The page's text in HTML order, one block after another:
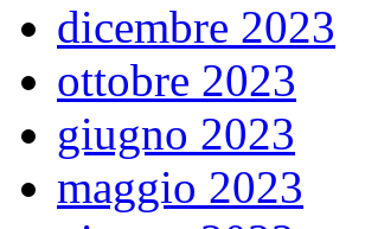
dicembre 2023
ottobre 2023
giugno 2023
maggio 2023